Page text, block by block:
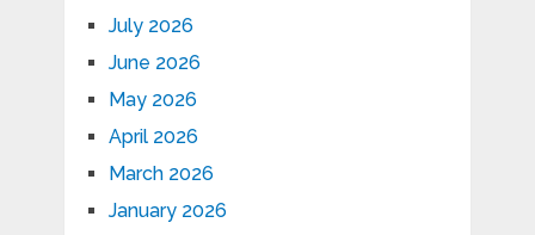
July 2026
June 2026
May 2026
April 2026
March 2026
January 2026